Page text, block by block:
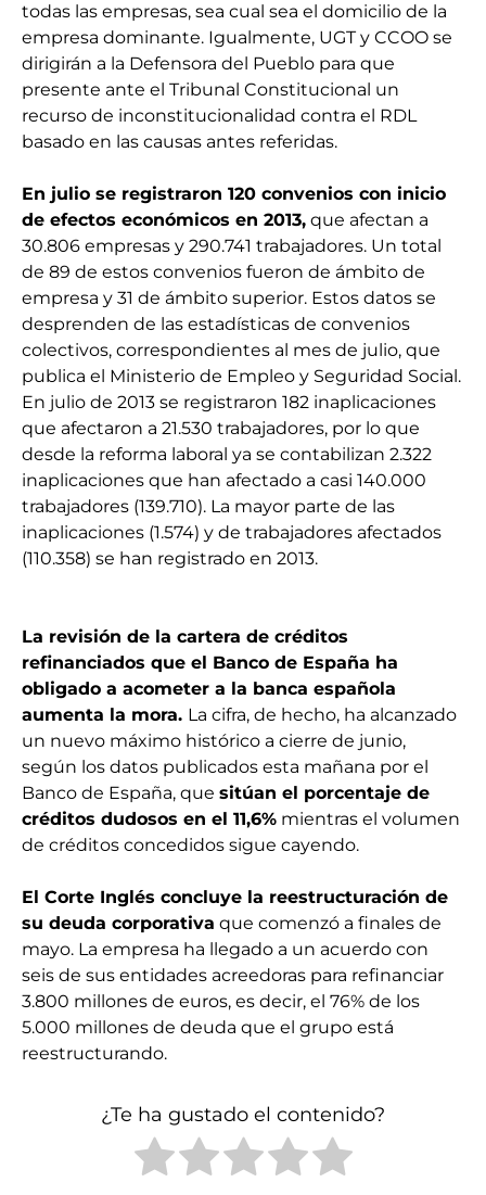
todas las empresas, sea cual sea el domicilio de la
empresa dominante. Igualmente, UGT y CCOO se
dirigirán a la Defensora del Pueblo para que
presente ante el Tribunal Constitucional un
recurso de inconstitucionalidad contra el RDL
basado en las causas antes referidas.
En julio se registraron 120 convenios con inicio
de efectos económicos en 2013, que afectan a
30.806 empresas y 290.741 trabajadores. Un total
de 89 de estos convenios fueron de ámbito de
empresa y 31 de ámbito superior. Estos datos se
desprenden de las estadísticas de convenios
colectivos, correspondientes al mes de julio, que
publica el Ministerio de Empleo y Seguridad Social.
En julio de 2013 se registraron 182 inaplicaciones
que afectaron a 21.530 trabajadores, por lo que
desde la reforma laboral ya se contabilizan 2.322
inaplicaciones que han afectado a casi 140.000
trabajadores (139.710). La mayor parte de las
inaplicaciones (1.574) y de trabajadores afectados
(110.358) se han registrado en 2013.
La revisión de la cartera de créditos
refinanciados que el Banco de España ha
obligado a acometer a la banca española
aumenta la mora. La cifra, de hecho, ha alcanzado
un nuevo máximo histórico a cierre de junio,
según los datos publicados esta mañana por el
Banco de España, que sitúan el porcentaje de
créditos dudosos en el 11,6% mientras el volumen
de créditos concedidos sigue cayendo.
El Corte Inglés concluye la reestructuración de
su deuda corporativa que comenzó a finales de
mayo. La empresa ha llegado a un acuerdo con
seis de sus entidades acreedoras para refinanciar
3.800 millones de euros, es decir, el 76% de los
5.000 millones de deuda que el grupo está
reestructurando.
¿Te ha gustado el contenido?